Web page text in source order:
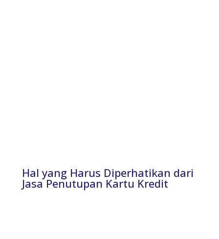
Hal yang Harus Diperhatikan dari
Jasa Penutupan Kartu Kredit